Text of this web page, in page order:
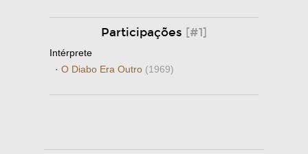
Participações [#1]
Intérprete
· O Diabo Era Outro (1969)